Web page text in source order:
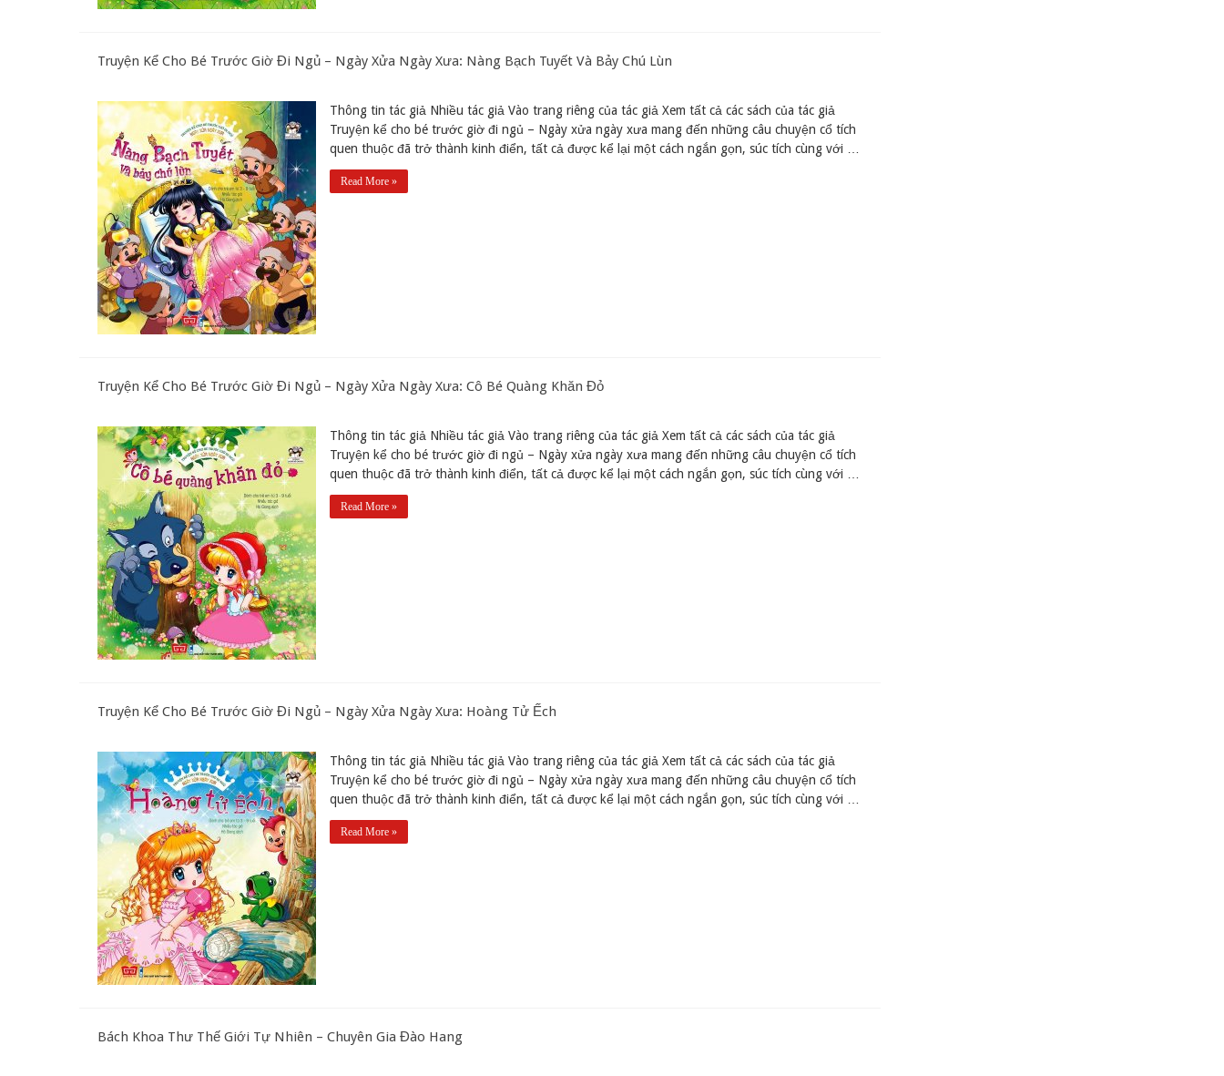
Truyện Kể Cho Bé Trước Giờ Đi Ngủ – Ngày Xửa Ngày Xưa: Nàng Bạch Tuyết Và Bảy Chú Lùn
Thông tin tác giả Nhiều tác giả Vào trang riêng của tác giả Xem tất cả các sách của tác giả
Truyện kể cho bé trước giờ đi ngủ – Ngày xửa ngày xưa mang đến những câu chuyện cổ tích
quen thuộc đã trở thành kinh điển, tất cả được kể lại một cách ngắn gọn, súc tích cùng với …
Read More »
Truyện Kể Cho Bé Trước Giờ Đi Ngủ – Ngày Xửa Ngày Xưa: Cô Bé Quàng Khăn Đỏ
Thông tin tác giả Nhiều tác giả Vào trang riêng của tác giả Xem tất cả các sách của tác giả
Truyện kể cho bé trước giờ đi ngủ – Ngày xửa ngày xưa mang đến những câu chuyện cổ tích
quen thuộc đã trở thành kinh điển, tất cả được kể lại một cách ngắn gọn, súc tích cùng với …
Read More »
Truyện Kể Cho Bé Trước Giờ Đi Ngủ – Ngày Xửa Ngày Xưa: Hoàng Tử Ếch
Thông tin tác giả Nhiều tác giả Vào trang riêng của tác giả Xem tất cả các sách của tác giả
Truyện kể cho bé trước giờ đi ngủ – Ngày xửa ngày xưa mang đến những câu chuyện cổ tích
quen thuộc đã trở thành kinh điển, tất cả được kể lại một cách ngắn gọn, súc tích cùng với …
Read More »
Bách Khoa Thư Thế Giới Tự Nhiên – Chuyên Gia Đào Hang